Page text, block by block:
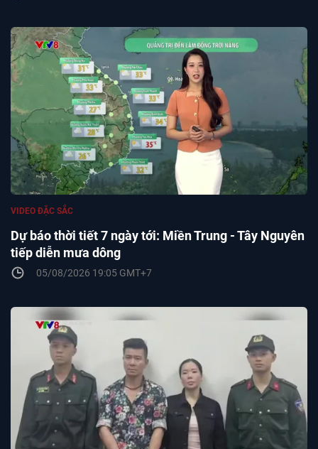
Dự báo thời tiết 7 ngày tới: Miền Trung - Tây Nguyên
tiếp diễn mưa dông
VIDEO ĐẶC SẮC
05/08/2026 19:05 GMT+7